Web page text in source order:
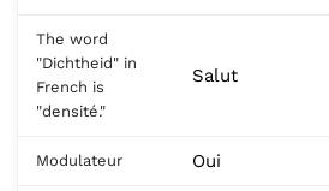
The word
"Dichtheid" in
French is
"densité."
Salut
Modulateur Oui